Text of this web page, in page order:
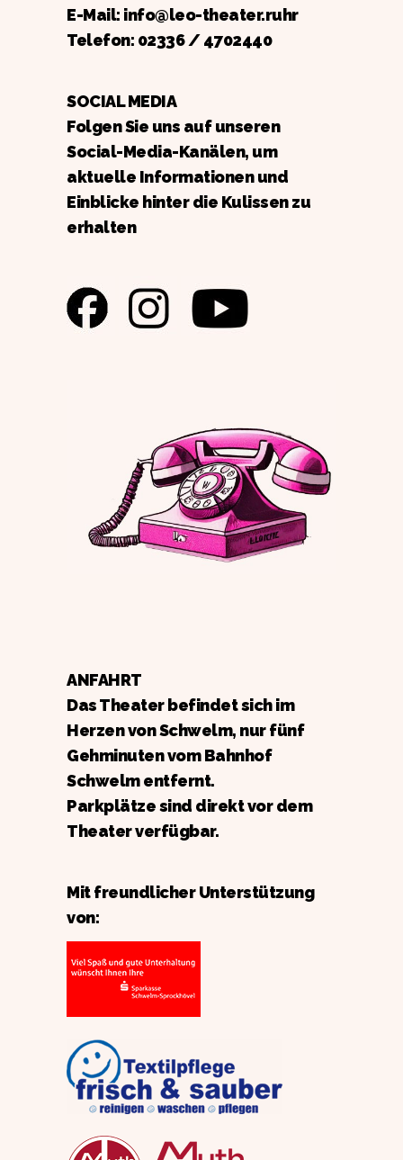
E-Mail: info@leo-theater.ruhr
Telefon: 02336 / 4702440
SOCIAL MEDIA
Folgen Sie uns auf unseren
Social-Media-Kanälen, um
aktuelle Informationen und
Einblicke hinter die Kulissen zu
erhalten
ANFAHRT
Das Theater befindet sich im
Herzen von Schwelm, nur fünf
Gehminuten vom Bahnhof
Schwelm entfernt.
Parkplätze sind direkt vor dem
Theater verfügbar.
Mit freundlicher Unterstützung
von: